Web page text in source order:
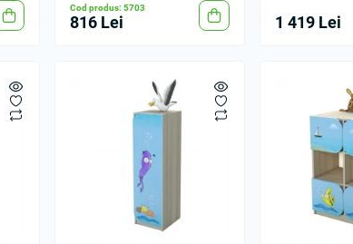
Cod produs: 5703
816 Lei 1 419 Lei